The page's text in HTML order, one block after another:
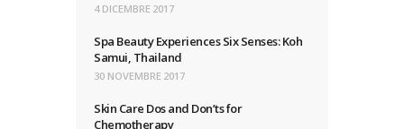
4 DICEMBRE 2017
Spa Beauty Experiences Six Senses: Koh
Samui, Thailand
30 NOVEMBRE 2017
Skin Care Dos and Don’ts for
Chemotherapy